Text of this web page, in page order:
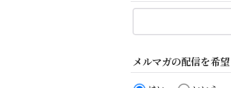
メルマガの配信を希